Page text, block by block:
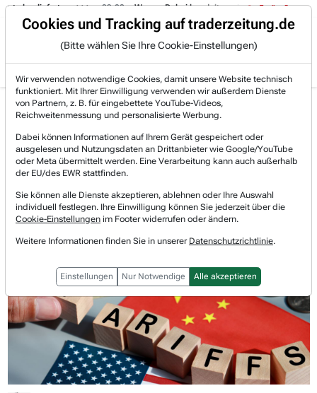
Trading-Room
abgeliefert. 09:08 - Wynxx: Dabei handelt es sich um eine
Gratis Account Login
Jetzt registrieren und gratis Artikel lesen.
Bereits bei TraderFox registriert? Jetzt anmelden!
Home Börsen-Nachrichten
Trading-Room-Notizen
Micron und Nike: Wie diese Unternehmen von weniger...
Micron und Nike: Wie diese
Unternehmen von weniger Zöllen
profitieren!
Cookies und Tracking auf traderzeitung.de
(Bitte wählen Sie Ihre Cookie-Einstellungen)
Wir verwenden notwendige Cookies, damit unsere Website technisch
funktioniert. Mit Ihrer Einwilligung verwenden wir außerdem Dienste
von Partnern, z. B. für eingebettete YouTube-Videos,
Reichweitenmessung und personalisierte Werbung.
Dabei können Informationen auf Ihrem Gerät gespeichert oder
ausgelesen und Nutzungsdaten an Drittanbieter wie Google/YouTube
oder Meta übermittelt werden. Eine Verarbeitung kann auch außerhalb
der EU/des EWR stattfinden.
Sie können alle Dienste akzeptieren, ablehnen oder Ihre Auswahl
individuell festlegen. Ihre Einwilligung können Sie jederzeit über die
Cookie-Einstellungen im Footer widerrufen oder ändern.
Weitere Informationen finden Sie in unserer Datenschutzrichtlinie.
Einstellungen Nur Notwendige Alle akzeptieren